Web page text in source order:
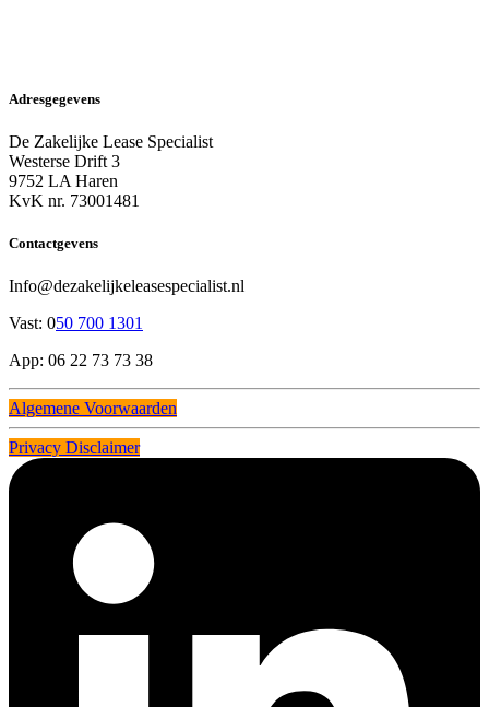
Adresgegevens
De Zakelijke Lease Specialist
Westerse Drift 3
9752 LA Haren
KvK nr. 73001481
Contactgevens
Info@dezakelijkeleasespecialist.nl
Vast: 050 700 1301
App: 06 22 73 73 38
Algemene Voorwaarden
Privacy Disclaimer